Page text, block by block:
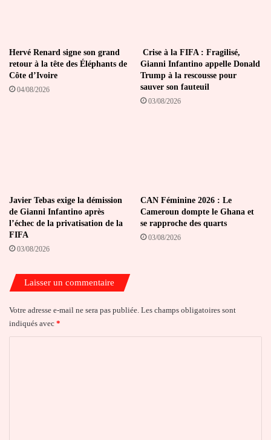
Hervé Renard signe son grand
retour à la tête des Éléphants de
Côte d’Ivoire
04/08/2026
Crise à la FIFA : Fragilisé,
Gianni Infantino appelle Donald
Trump à la rescousse pour
sauver son fauteuil
03/08/2026
Javier Tebas exige la démission
de Gianni Infantino après
l’échec de la privatisation de la
FIFA
03/08/2026
CAN Féminine 2026 : Le
Cameroun dompte le Ghana et
se rapproche des quarts
03/08/2026
Laisser un commentaire
Votre adresse e-mail ne sera pas publiée. Les champs obligatoires sont
indiqués avec *